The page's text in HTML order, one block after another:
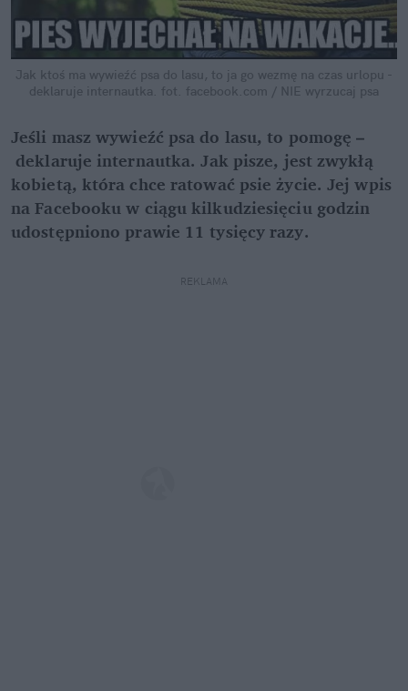
Jak ktoś ma wywieźć psa do lasu, to ja go wezmę na czas urlopu -
deklaruje internautka. fot. facebook.com / NIE wyrzucaj psa
Jeśli masz wywieźć psa do lasu, to pomogę –
deklaruje internautka. Jak pisze, jest zwykłą
kobietą, która chce ratować psie życie. Jej wpis
na Facebooku w ciągu kilkudziesięciu godzin
udostępniono prawie 11 tysięcy razy.
REKLAMA